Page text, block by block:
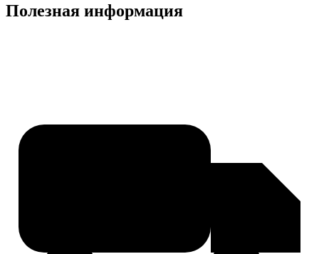
Полезная информация